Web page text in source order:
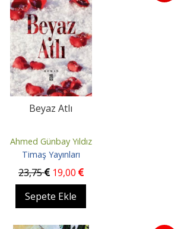
Beyaz Atlı
Ahmed Günbay Yıldız
Timaş Yayınları
23,75 19,00
Sepete Ekle